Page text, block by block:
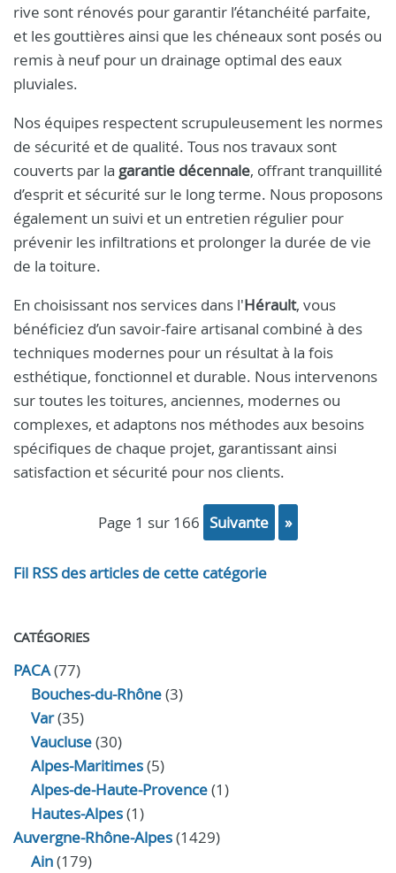
rive sont rénovés pour garantir l’étanchéité parfaite,
et les gouttières ainsi que les chéneaux sont posés ou
remis à neuf pour un drainage optimal des eaux
pluviales.
Nos équipes respectent scrupuleusement les normes
de sécurité et de qualité. Tous nos travaux sont
couverts par la garantie décennale, offrant tranquillité
d’esprit et sécurité sur le long terme. Nous proposons
également un suivi et un entretien régulier pour
prévenir les infiltrations et prolonger la durée de vie
de la toiture.
En choisissant nos services dans l'Hérault, vous
bénéficiez d’un savoir-faire artisanal combiné à des
techniques modernes pour un résultat à la fois
esthétique, fonctionnel et durable. Nous intervenons
sur toutes les toitures, anciennes, modernes ou
complexes, et adaptons nos méthodes aux besoins
spécifiques de chaque projet, garantissant ainsi
satisfaction et sécurité pour nos clients.
page 1 sur 166 suivante »
Fil RSS des articles de cette catégorie
CATÉGORIES
PACA(77)
Bouches-du-Rhône(3)
Var(35)
Vaucluse(30)
Alpes-Maritimes(5)
Alpes-de-Haute-Provence(1)
Hautes-Alpes(1)
Auvergne-Rhône-Alpes(1429)
Ain(179)